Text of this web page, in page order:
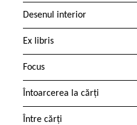
Desenul interior
Ex libris
Focus
Întoarcerea la cărți
Între cărți